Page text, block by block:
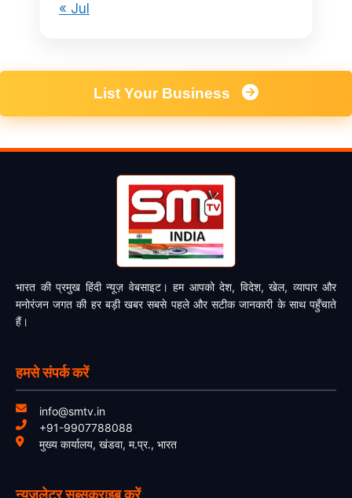
« Jul
List Your Business
भारत की प्रमुख हिंदी न्यूज़ वेबसाइट। हम आपको देश, विदेश, खेल, व्यापार और
मनोरंजन जगत की हर बड़ी खबर सबसे पहले और सटीक जानकारी के साथ पहुँचाते
हैं।
हमसे संपर्क करें
info@smtv.in
+91-9907788088
मुख्य कार्यालय, खंडवा, म.प्र., भारत
न्यूज़लेटर सब्सक्राइब करें